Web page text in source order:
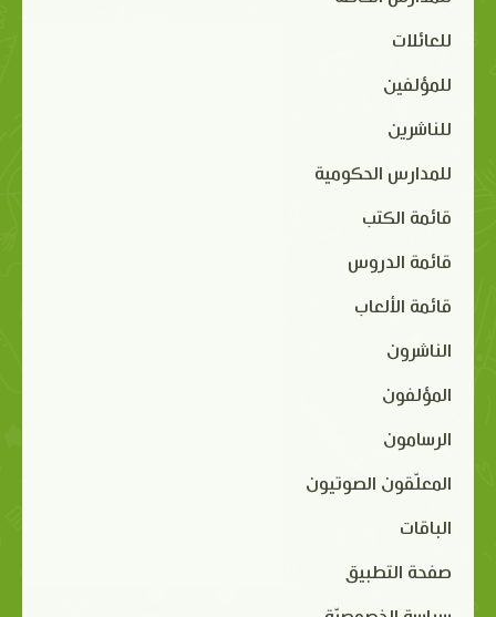
للعائلات
للمؤلفين
للناشرين
للمدارس الحكومية
قائمة الكتب
قائمة الدروس
قائمة الألعاب
الناشرون
المؤلفون
الرسامون
المعلّقون الصوتيون
الباقات
صفحة التطبيق